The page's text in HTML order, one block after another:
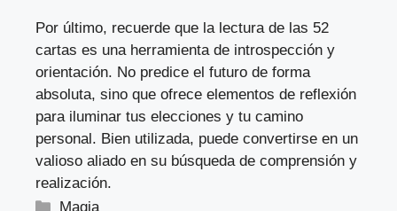
Por último, recuerde que la lectura de las 52
cartas es una herramienta de introspección y
orientación. No predice el futuro de forma
absoluta, sino que ofrece elementos de reflexión
para iluminar tus elecciones y tu camino
personal. Bien utilizada, puede convertirse en un
valioso aliado en su búsqueda de comprensión y
realización.
Categorías
Magia